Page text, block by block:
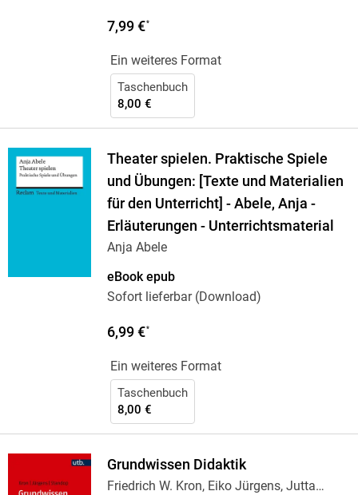
7,99 €*
Ein weiteres Format
Taschenbuch
8,00 €
Theater spielen. Praktische Spiele
und Übungen: [Texte und Materialien
für den Unterricht] - Abele, Anja -
Erläuterungen - Unterrichtsmaterial
Anja Abele
eBook epub
Sofort lieferbar (Download)
6,99 €*
Ein weiteres Format
Taschenbuch
8,00 €
Grundwissen Didaktik
Friedrich W. Kron, Eiko Jürgens, Jutta